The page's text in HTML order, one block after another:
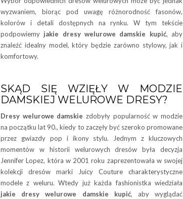
wyzwaniem, biorąc pod uwagę różnorodność fasonów,
kolorów i detali dostępnych na rynku. W tym tekście
podpowiemy jakie dresy welurowe damskie kupić, aby
znaleźć idealny model, który będzie zarówno stylowy, jak i
komfortowy.
SKĄD SIĘ WZIĘŁY W MODZIE
DAMSKIEJ WELUROWE DRESY?
Dresy welurowe damskie zdobyły popularność w modzie
na początku lat 90., kiedy to zaczęły być szeroko promowane
przez gwiazdy pop i ikony stylu. Jednym z kluczowych
momentów w historii welurowych dresów była decyzja
Jennifer Lopez, która w 2001 roku zaprezentowała w swojej
kolekcji dresów marki Juicy Couture charakterystyczne
modele z weluru. Wtedy już każda fashionistka wiedziała
jakie dresy welurowe damskie kupić, aby wyglądać